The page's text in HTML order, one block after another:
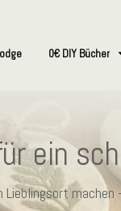
0€ DIY Bücher
ein
Lieblingsort